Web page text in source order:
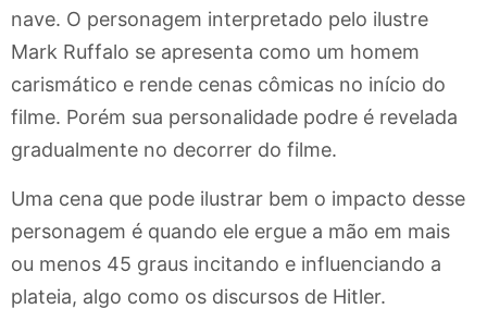
nave. O personagem interpretado pelo ilustre
Mark Ruffalo se apresenta como um homem
carismático e rende cenas cômicas no início do
filme. Porém sua personalidade podre é revelada
gradualmente no decorrer do filme.
Uma cena que pode ilustrar bem o impacto desse
personagem é quando ele ergue a mão em mais
ou menos 45 graus incitando e influenciando a
plateia, algo como os discursos de Hitler.